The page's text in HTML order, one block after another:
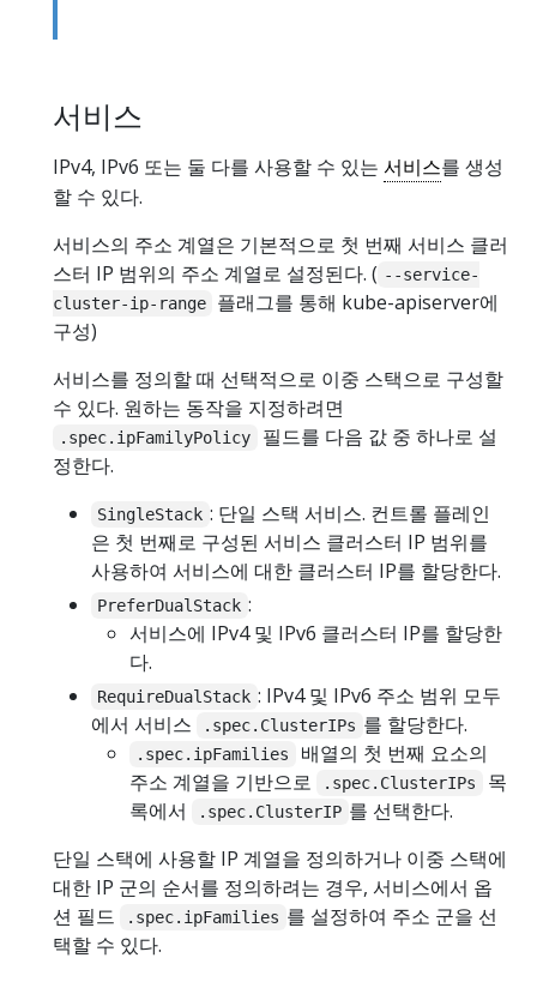
서비스
IPv4, IPv6 또는 둘 다를 사용할 수 있는 서비스를 생성
할 수 있다.
서비스의 주소 계열은 기본적으로 첫 번째 서비스 클러
스터 IP 범위의 주소 계열로 설정된다. ( --service-
cluster-ip-range
플래그를 통해 kube-apiserver에
구성)
서비스를 정의할 때 선택적으로 이중 스택으로 구성할
수 있다. 원하는 동작을 지정하려면
.spec.ipFamilyPolicy
필드를 다음 값 중 하나로 설
정한다.
SingleStack : 단일 스택 서비스. 컨트롤 플레인
은 첫 번째로 구성된 서비스 클러스터 IP 범위를
사용하여 서비스에 대한 클러스터 IP를 할당한다.
PreferDualStack :
서비스에 IPv4 및 IPv6 클러스터 IP를 할당한
다.
RequireDualStack : IPv4 및 IPv6 주소 범위 모두
에서 서비스
.spec.ClusterIPs 를 할당한다.
.spec.ipFamilies
배열의 첫 번째 요소의
주소 계열을 기반으로
.spec.ClusterIPs
목
록에서
.spec.ClusterIP 를 선택한다.
단일 스택에 사용할 IP 계열을 정의하거나 이중 스택에
대한 IP 군의 순서를 정의하려는 경우, 서비스에서 옵
션 필드
.spec.ipFamilies 를 설정하여 주소 군을 선
택할 수 있다.